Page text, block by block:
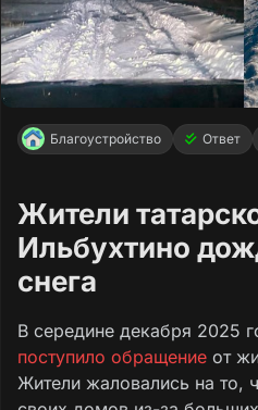
Благоустройство Ответ
Жители
Ильбухтино
снега
В середине декабря 2025
поступило обращение от
Жители жаловались на то,